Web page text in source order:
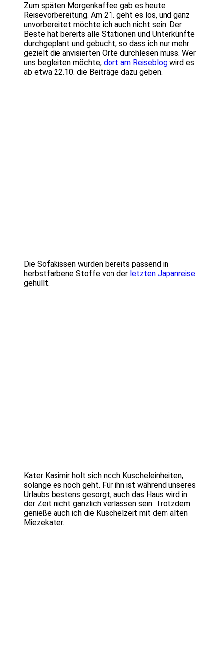
Zum späten Morgenkaffee gab es heute
Reisevorbereitung. Am 21. geht es los, und ganz
unvorbereitet möchte ich auch nicht sein. Der
Beste hat bereits alle Stationen und Unterkünfte
durchgeplant und gebucht, so dass ich nur mehr
gezielt die anvisierten Orte durchlesen muss. Wer
uns begleiten möchte, dort am Reiseblog wird es
ab etwa 22.10. die Beiträge dazu geben.
Die Sofakissen wurden bereits passend in
herbstfarbene Stoffe von der letzten Japanreise
gehüllt.
Kater Kasimir holt sich noch Kuscheleinheiten,
solange es noch geht. Für ihn ist während unseres
Urlaubs bestens gesorgt, auch das Haus wird in
der Zeit nicht gänzlich verlassen sein. Trotzdem
genieße auch ich die Kuschelzeit mit dem alten
Miezekater.